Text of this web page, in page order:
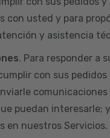
con usted y para
y asistencia
. Para responder a
con sus pedidos
comunicaciones
puedan interesarle;
en nuestros Servicios.